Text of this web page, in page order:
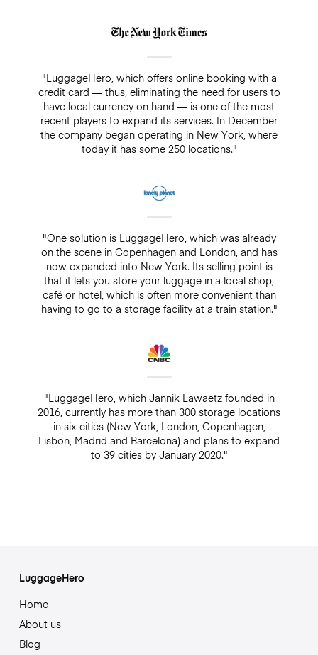
"LuggageHero, which offers online booking with a
credit card — thus, eliminating the need for users to
have local currency on hand — is one of the most
recent players to expand its services. In December
the company began operating in New York, where
today it has some 250 locations."
"One solution is LuggageHero, which was already
on the scene in Copenhagen and London, and has
now expanded into New York. Its selling point is
that it lets you store your luggage in a local shop,
café or hotel, which is often more convenient than
having to go to a storage facility at a train station."
"LuggageHero, which Jannik Lawaetz founded in
2016, currently has more than 300 storage locations
in six cities (New York, London, Copenhagen,
Lisbon, Madrid and Barcelona) and plans to expand
to 39 cities by January 2020."
LuggageHero
Home
About us
Blog